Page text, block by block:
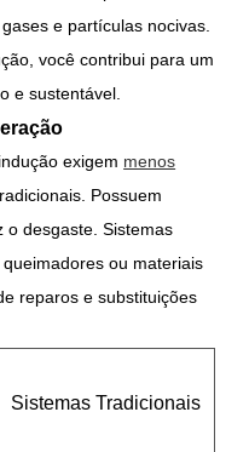
e partículas nocivas.
você contribui para um
e sustentável.
exigem menos
Possuem
o desgaste. Sistemas
ou materiais
reparos e substituições
Sistemas Tradicionais